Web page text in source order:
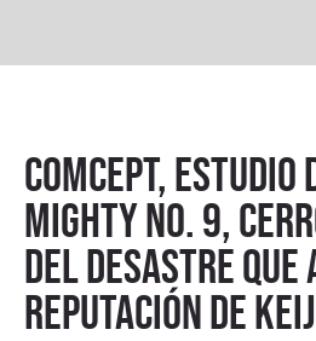
Comcept, estudio
Mighty No. 9,
del desastre que
reputación de